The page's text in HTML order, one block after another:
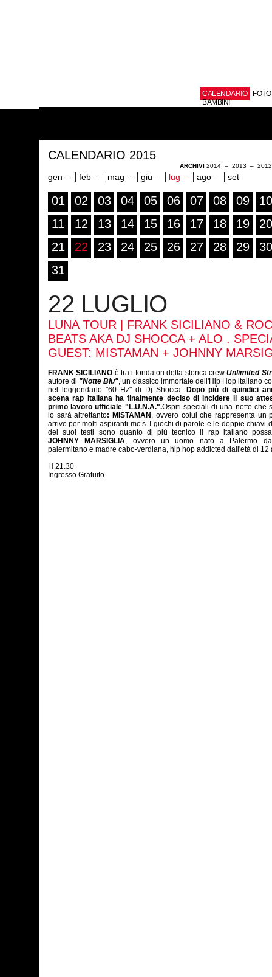
CALENDARIO
FOTO
BAMBINI
CALENDARIO 2015
ARCHIVI 2014 – 2013 –
gen – feb – mag – giu – lug – ago – set
01 02 03 04 05 06 07 08 09
10
11
12 13 14 15 16 17 18 19
20
21
22 23 24 25 26 27 28 29
30
31
22 LUGLIO
LUNA TOUR | FRANK SICILIANO & ROC
BEATS AKA DJ SHOCCA + ALO .
GUEST: MISTAMAN + JOHNNY
FRANK SICILIANO è tra i fondatori della storica crewUnlimited
autore di "Notte Blu", un classico immortale dell'Hip Hop italiano
nel leggendario "60 Hz" di Dj Shocca. Dopo più di quindici
scena rap italiana ha finalmente deciso di incidere il suo
primo lavoro ufficiale "L.U.N.A.".Ospiti speciali di una notte che
lo sarà altrettanto: MISTAMAN , ovvero colui che rappresenta un
arrivo per molti aspiranti mc’s. I giochi di parole e le doppie chiavi
dei suoi testi sono quanto di più tecnico il rap italiano
JOHNNY MARSIGLIA, ovvero un uomo nato a Palermo
palermitano e madre cabo-verdiana, hip hop addicted dall'età di
H 21.30
Ingresso Gratuito